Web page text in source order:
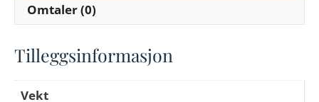
Omtaler (0)
Tilleggsinformasjon
Vekt